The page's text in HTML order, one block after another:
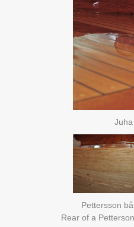
Pettersson
Rear of a